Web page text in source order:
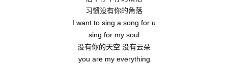
习惯没有你的角落
I want to sing a song for u
sing for my soul
没有你的天空 没有云朵
you are my everything